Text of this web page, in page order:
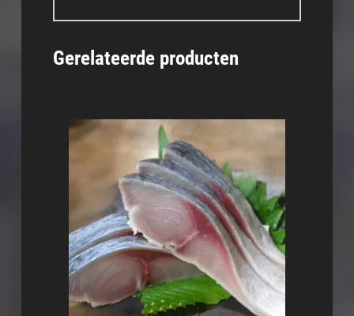
Gerelateerde producten